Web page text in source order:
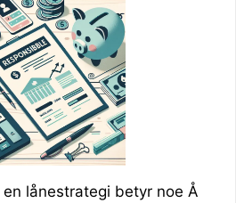
lånestrategi betyr noe Å